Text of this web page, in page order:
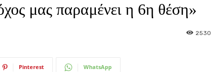
μας παραμένει η 6η θέση»
2530
Pinterest WhatsApp